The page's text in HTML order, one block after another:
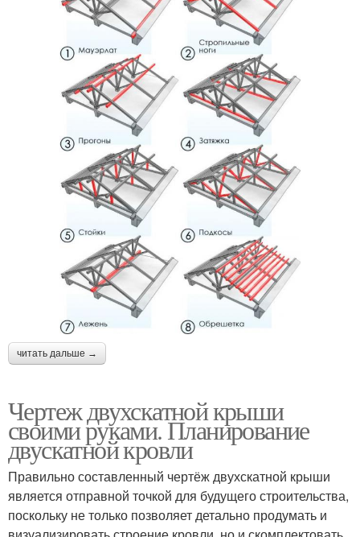
читать дальше →
Чертеж двухскатной крыши
своими руками. Планирование
двускатной кровли
Правильно составленный чертёж двухскатной крыши
является отправной точкой для будущего строительства,
поскольку не только позволяет детально продумать и